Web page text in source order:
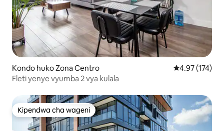
Kondo huko Zona Centro Ukadiriaji wa
4.97 (174)
Fleti yenye vyumba 2 vya kulala
Kipendwa cha wageni
Kipendwa cha wageni